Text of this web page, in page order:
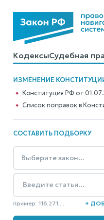
КодексыСудебная
Калькуляторы
ИЗМЕНЕНИЕ
Конституция РФ от
Cписок поправок в
СОСТАВИТЬ ПОДБОРКУ
пример: 116,271,... +